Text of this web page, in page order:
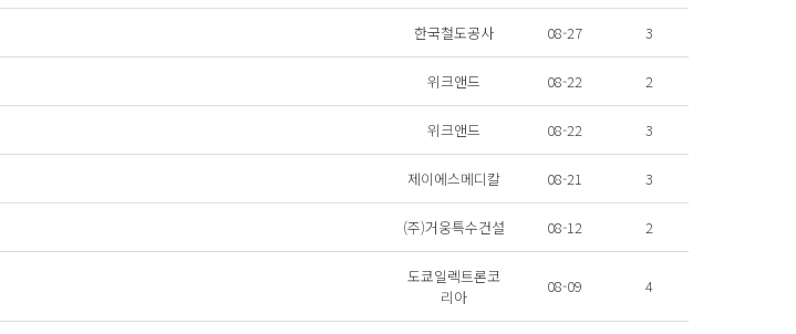
한국철도공사 08-27 3
위크앤드 08-22 2
위크앤드 08-22 3
제이에스메디칼 08-21 3
(주)거웅특수건설 08-12 2
도쿄일렉트론코
리아
08-09 4